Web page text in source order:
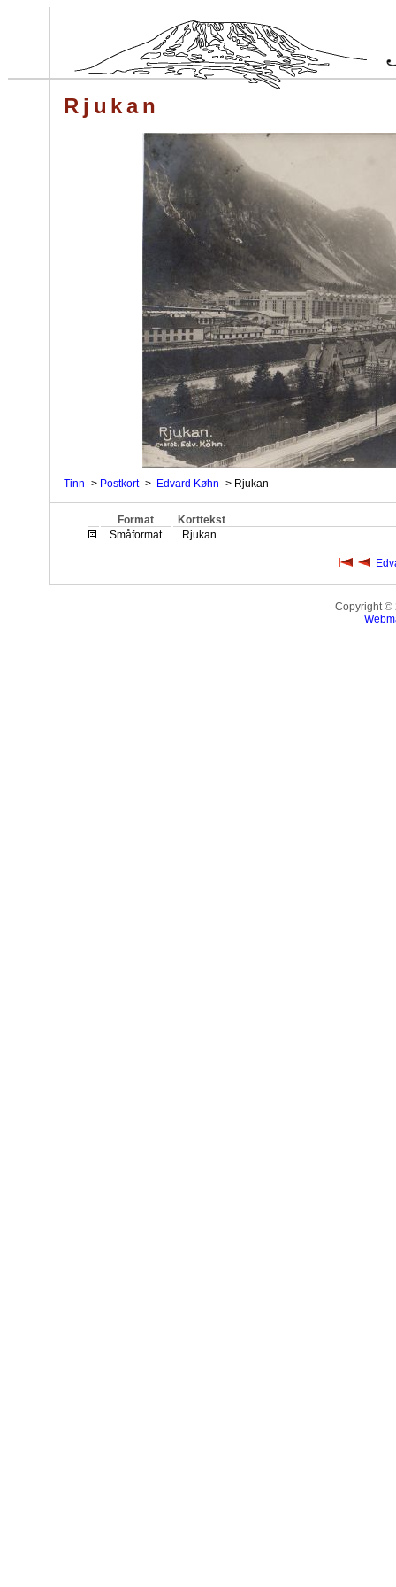
Rjukan
Tinn -> Postkort-> Edvard Køhn -> Rjukan
Format
Korttekst
Småformat
Rjukan
Copyright ©